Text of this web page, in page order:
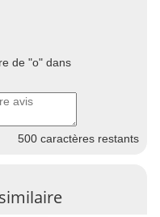
de "o" dans
500 caractères restants